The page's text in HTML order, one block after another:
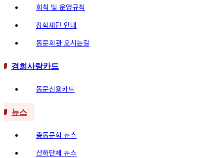
회칙 및 운영규칙
장학재단 안내
동문회관 오시는길
경희사랑카드
동문신용카드
뉴스
총동문회 뉴스
산하단체 뉴스